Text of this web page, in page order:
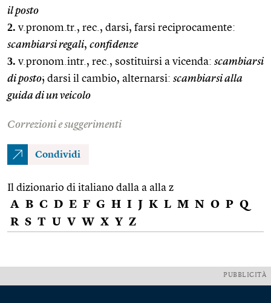
il posto
2. v.pronom.tr., rec., darsi, farsi reciprocamente:
scambiarsi regali, confidenze
3. v.pronom.intr., rec., sostituirsi a vicenda: scambiarsi
di posto; darsi il cambio, alternarsi: scambiarsi alla
guida di un veicolo
Correzioni e suggerimenti
Condividi
Il dizionario di italiano dalla a alla z
A B C D E F G H I J K L M N O P Q
R S T U V W X Y Z
PUBBLICITÀ